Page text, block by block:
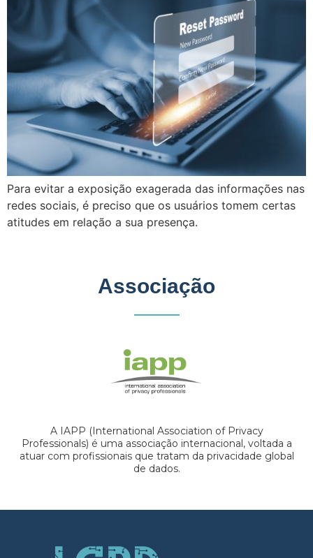
Para evitar a exposição exagerada das informações nas
redes sociais, é preciso que os usuários tomem certas
atitudes em relação a sua presença.
Associação
A IAPP (International Association of Privacy
Professionals) é uma associação internacional, voltada a
atuar com profissionais que tratam da privacidade global
de dados.